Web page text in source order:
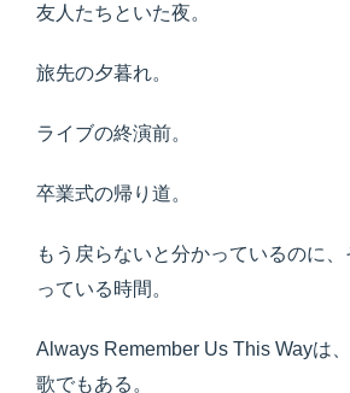
友人たちといた夜。
旅先の夕暮れ。
ライブの終演前。
卒業式の帰り道。
もう戻らないと分かっているのに
っている時間。
Always Remember Us This Wayは
歌でもある。